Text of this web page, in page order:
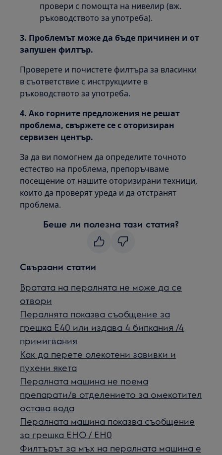
провери с помощта на нивелир (вж.
ръководството за употреба).
3. Проблемът може да бъде причинен и от
запушен филтър.
Проверете и почистете филтъра за власинки
в съответствие с инструкциите в
ръководството за употреба.
4. Ако горните предложения не решат
проблема, свържете се с оторизиран
сервизен център.
За да ви помогнем да определите точното
естество на проблема, препоръчваме
посещение от нашите оторизирани техници,
които да проверят уреда и да отстранят
проблема.
Беше ли полезна тази статия?
Свързани статии
Вратата на пералнята не може да се
отвори
Пералнята показва съобщение за
грешка Е40 или издава 4 бипкания /4
примигвания
Как да перетe олекотени завивки и
пухени якета
Пералната машина не поема
препарати/в отделението за омекотител
остава вода
Пералната машина показва съобщение
за грешка EHO / EH0
Филтърът за мъх на пералната машина е